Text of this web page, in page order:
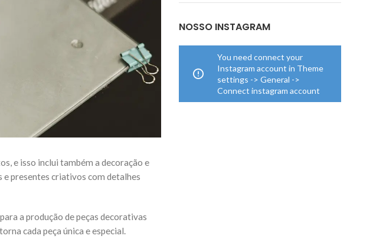
e isso inclui também a decoração e
presentes criativos com detalhes
a produção de peças decorativas
cada peça única e especial.
NOSSO INSTAGRAM
You need connect your
Instagram account in Theme
settings -> General ->
Connect instagram account